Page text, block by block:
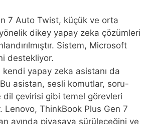
7 Auto Twist, küçük ve orta
dikey yapay zeka çözümleri
Sistem, Microsoft
destekliyor.
kendi yapay zeka asistanı da
asistan, sesli komutlar, soru-
dil çevirisi gibi temel görevleri
Lenovo, ThinkBook Plus Gen 7
ayında piyasaya sürüleceğini ve